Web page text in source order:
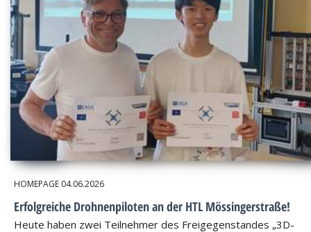
HOMEPAGE 04.06.2026
Erfolgreiche Drohnenpiloten an der HTL Mössingerstraße!
Heute haben zwei Teilnehmer des Freigegenstandes „3D-